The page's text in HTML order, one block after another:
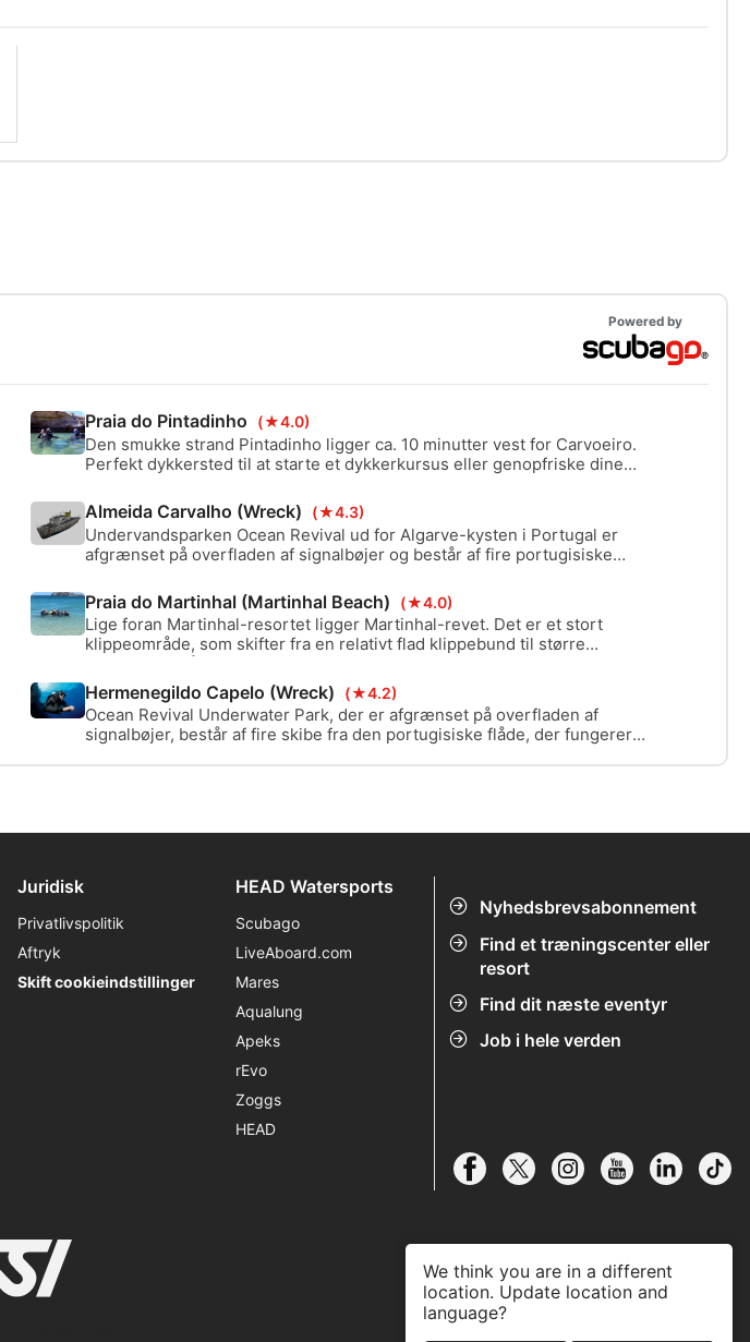
Powered by
Praia do Pintadinho (★4.0)
Den smukke strand Pintadinho ligger ca. 10 minutter vest for Carvoeiro.
Perfekt dykkersted til at starte et dykkerkursus eller genopfriske dine
klipper kan du se 2 ankre og en kanon...
Almeida Carvalho (Wreck) (★4.3)
Undervandsparken Ocean Revival ud for Algarve-kysten i Portugal er
afgrænset på overfladen af signalbøjer og består af fire portugisiske
et af disse skibe. Længde 64 meter, bredde 12 meter, sunket den 21.
september 2013. Maks. dybde - 30 meter!
Praia do Martinhal (Martinhal Beach) (★4.0)
Lige foran Martinhal-resortet ligger Martinhal-revet. Det er et stort
klippeområde, som skifter fra en relativt flad klippebund til større
godt sted for nybegyndere med en maksimal dybde på 11 meter, og det er
smukt til natdyk.
Hermenegildo Capelo (Wreck) (★4.2)
Ocean Revival Underwater Park, der er afgrænset på overfladen af
signalbøjer, består af fire skibe fra den portugisiske flåde, der fungerer
Nyhedsbrevsabonnement
Find et træningscenter eller
resort
Find dit næste eventyr
Job i hele verden
Juridisk
Privatlivspolitik
Aftryk
Skift cookieindstillinger
HEAD Watersports
Scubago
LiveAboard.com
Mares
Aqualung
Apeks
rEvo
Zoggs
HEAD
We think you are in a different
location. Update location and
language?